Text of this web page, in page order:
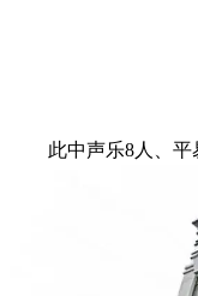
此中声乐8人、平易